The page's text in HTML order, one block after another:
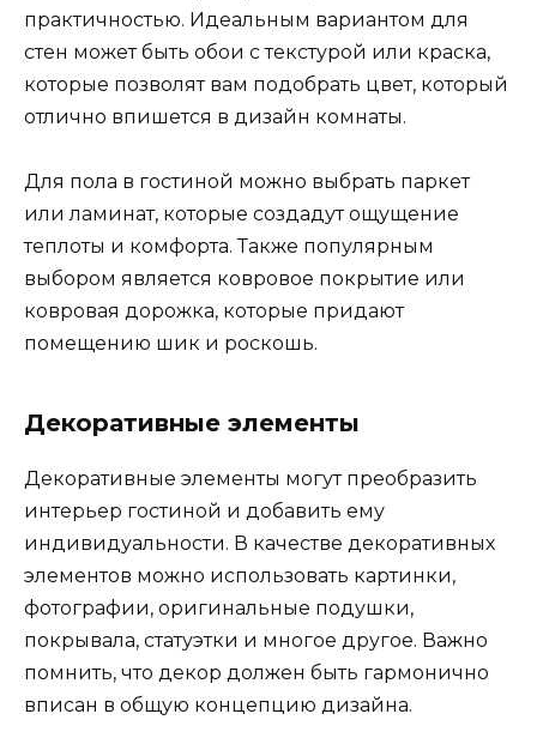
практичностью. Идеальным вариантом для
стен может быть обои с текстурой или краска,
которые позволят вам подобрать цвет, который
отлично впишется в дизайн комнаты.
Для пола в гостиной можно выбрать паркет
или ламинат, которые создадут ощущение
теплоты и комфорта. Также популярным
выбором является ковровое покрытие или
ковровая дорожка, которые придают
помещению шик и роскошь.
Декоративные элементы
Декоративные элементы могут преобразить
интерьер гостиной и добавить ему
индивидуальности. В качестве декоративных
элементов можно использовать картинки,
фотографии, оригинальные подушки,
покрывала, статуэтки и многое другое. Важно
помнить, что декор должен быть гармонично
вписан в общую концепцию дизайна.